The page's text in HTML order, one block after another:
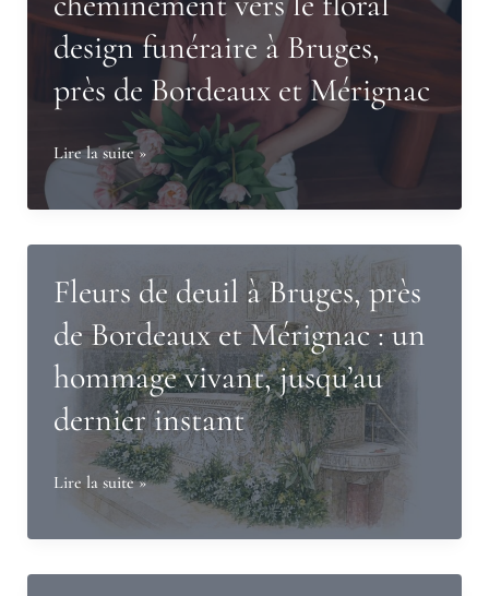
bien
plus
des
design funéraire à Bruges,
près de Bordeaux et Mérignac
Redéfinir
place
:
mon
cheminement
vers
le
floral
design
funéraire
Lire la suite »
Fleurs de deuil à Bruges, près
de Bordeaux et Mérignac : un
hommage vivant, jusqu’au
dernier instant
Fleurs
deuil
à
Lire la suite »